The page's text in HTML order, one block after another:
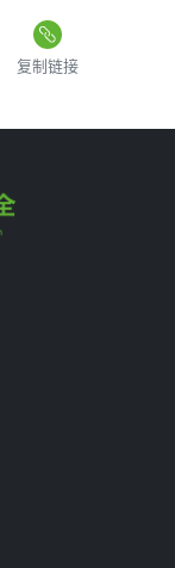
复制链接